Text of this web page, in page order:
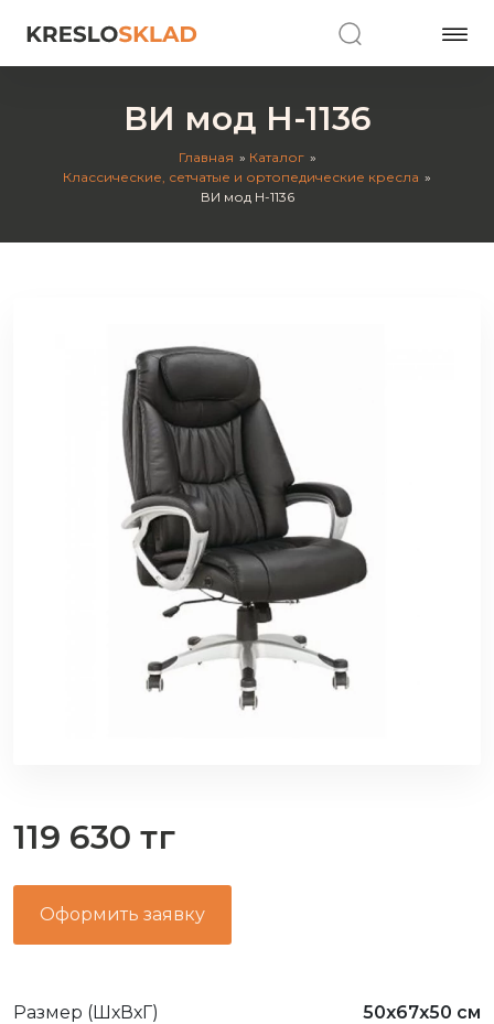
ВИ мод Н-1136
Главная
Каталог
Классические, сетчатые и ортопедические кресла
ВИ мод Н-1136
119 630 тг
Оформить заявку
Размер (ШхВхГ) 50x67x50 см